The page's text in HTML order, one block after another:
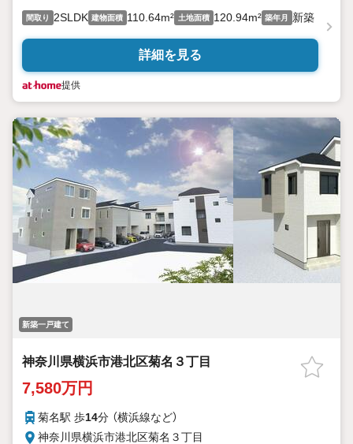
間取り 2SLDK 建物面積 110.64m² 土地面積 120.94m² 築年月 新築
詳細を見る
提供
新築一戸建て
神奈川県横浜市港北区菊名３丁目
7,580万円
菊名駅 歩14分 （横浜線など）
神奈川県横浜市港北区菊名３丁目